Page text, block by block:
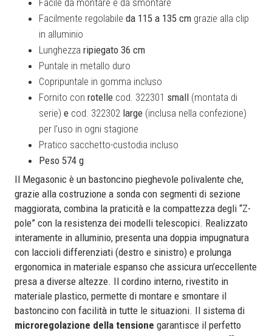
Facilmente regolabile da 115 a 135 cm grazie alla clip
in alluminio
Lunghezza ripiegato 36 cm
Puntale in metallo duro
Copripuntale in gomma incluso
Fornito con rotelle cod. 322301 small (montata di
serie) e cod. 322302 large (inclusa nella confezione)
per l’uso in ogni stagione
Pratico sacchetto-custodia incluso
Peso 574 g
Il Megasonic è un bastoncino pieghevole polivalente che,
grazie alla costruzione a sonda con segmenti di sezione
maggiorata, combina la praticità e la compattezza degli “Z-
pole” con la resistenza dei modelli telescopici. Realizzato
interamente in alluminio, presenta una doppia impugnatura
con laccioli differenziati (destro e sinistro) e prolunga
ergonomica in materiale espanso che assicura un’eccellente
presa a diverse altezze. Il cordino interno, rivestito in
materiale plastico, permette di montare e smontare il
bastoncino con facilità in tutte le situazioni. Il sistema di
microregolazione della tensione garantisce il perfetto